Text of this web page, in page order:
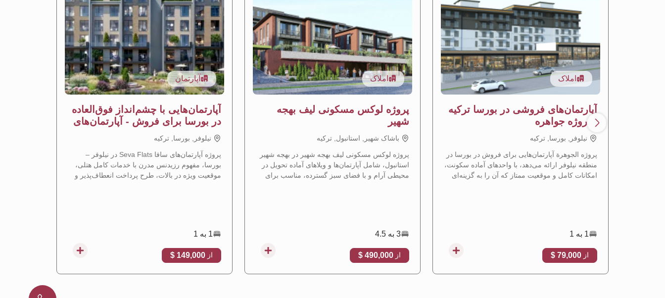
املاک
آپارتمان‌های فروشی در بورسا ترکیه
- پروژه جواهره
نيلوفر, بورسا, تركيه
پروژه الجوهرة آپارتمان‌هایی برای فروش در بورسا در
منطقه نیلوفر ارائه می‌دهد، با واحدهای آماده سکونت،
امکانات کامل و موقعیت ممتاز که آن را به گزینه‌ای
1 به 1
از 79,000 $
املاک
پروژه لوکس مسکونی لیف بهجه
شهیر
باشاک شهیر, استانبول, تركيه
پروژه لوکس مسکونی لیف بهجه شهیر در بهجه شهیر
استانبول، شامل آپارتمان‌ها و ویلاهای آماده تحویل در
محیطی آرام و با فضای سبز گسترده، مناسب برای
3 به 4.5
از 490,000 $
آپارتمان
آپارتمان‌هایی با چشم‌انداز فوق‌العاده
در بورسا برای فروش - آپارتمان‌های
ساوانيلوفر, بورسا, تركيه
پروژه آپارتمان‌های سافا Seva Flats در نیلوفر –
بورسا، مفهوم رزیدنس مدرن با خدمات کامل هتلی،
موقعیت ویژه در بالات، طرح پرداخت انعطاف‌پذیر و
1 به 1
از 149,000 $